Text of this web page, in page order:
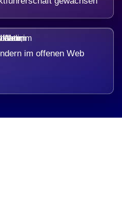
im offenen Web